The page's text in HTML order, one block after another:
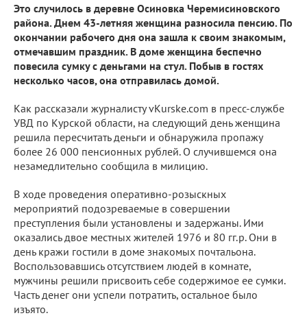
Это случилось в деревне Осиновка Черемисиновского
района. Днем 43-летняя женщина разносила пенсию. По
окончании рабочего дня она зашла к своим знакомым,
отмечавшим праздник. В доме женщина беспечно
повесила сумку с деньгами на стул. Побыв в гостях
несколько часов, она отправилась домой.
Как рассказали журналисту vKurske.com в пресс-службе
УВД по Курской области, на следующий день женщина
решила пересчитать деньги и обнаружила пропажу
более 26 000 пенсионных рублей. О случившемся она
незамедлительно сообщила в милицию.
В ходе проведения оперативно-розыскных
мероприятий подозреваемые в совершении
преступления были установлены и задержаны. Ими
оказались двое местных жителей 1976 и 80 гг.р. Они в
день кражи гостили в доме знакомых почтальона.
Воспользовавшись отсутствием людей в комнате,
мужчины решили присвоить себе содержимое ее сумки.
Часть денег они успели потратить, остальное было
изъято.